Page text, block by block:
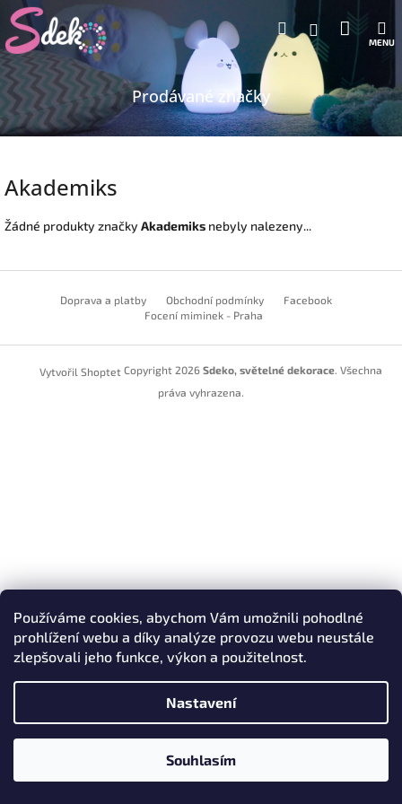
Používáme cookies, abychom Vám umožnili pohodlné
prohlížení webu a díky analýze provozu webu neustále
zlepšovali jeho funkce, výkon a použitelnost.
Nastavení
Souhlasím
Přejít
na
obsah
HledatPřihlášení
košík
Prodávané značky
Akademiks
Žádné produkty značky Akademiks nebyly nalezeny...
a
Doprava a platby Obchodní podmínky
Facebook
Focení miminek - Praha
Vytvořil Shoptet Copyright 2026Sdeko, světelné dekorace. Všechna
práva vyhrazena.